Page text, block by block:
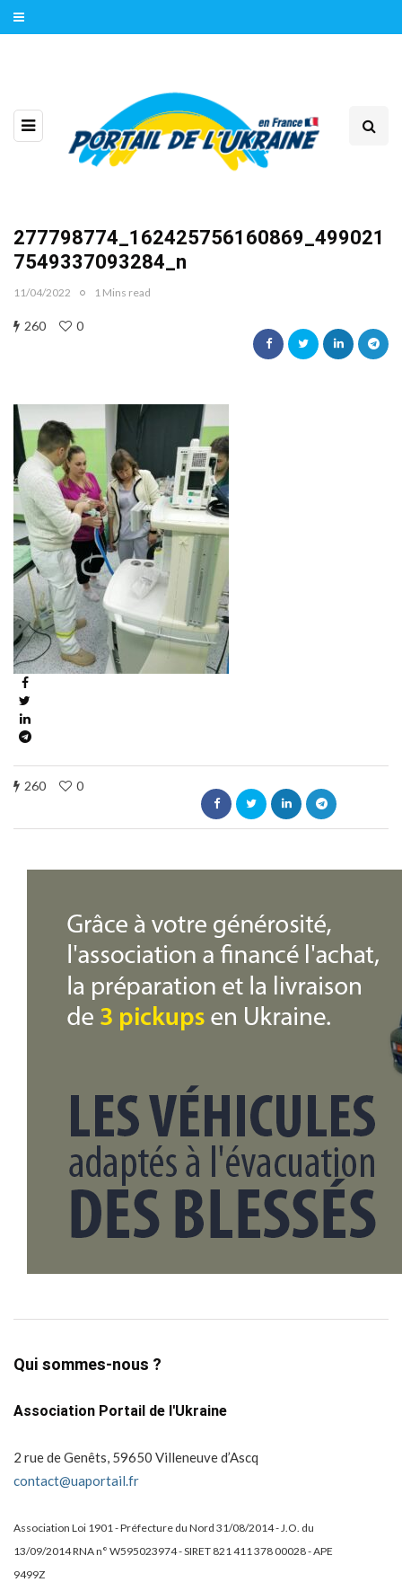
277798774_162425756160869_499021
7549337093284_n
11/04/2022 1 Mins read
260 0
260 0
Qui sommes-nous ?
Association Portail de l'Ukraine
2 rue de Genêts, 59650 Villeneuve d’Ascq
contact@uaportail.fr
Association Loi 1901 - Préfecture du Nord 31/08/2014 - J.O. du
13/09/2014 RNA n° W595023974 - SIRET 821 411 378 00028 - APE
9499Z